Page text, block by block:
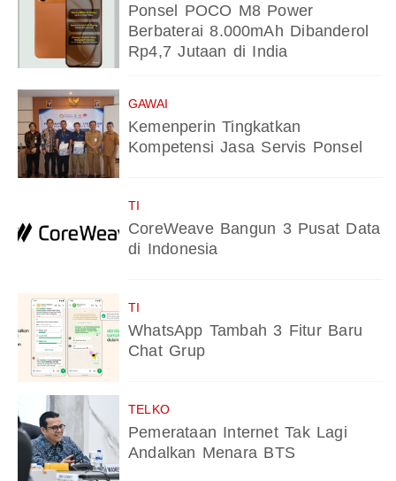
Ponsel POCO M8 Power
Berbaterai 8.000mAh Dibanderol
Rp4,7 Jutaan di India
GAWAI
Kemenperin Tingkatkan
Kompetensi Jasa Servis Ponsel
TI
CoreWeave Bangun 3 Pusat Data
di Indonesia
TI
WhatsApp Tambah 3 Fitur Baru
Chat Grup
TELKO
Pemerataan Internet Tak Lagi
Andalkan Menara BTS